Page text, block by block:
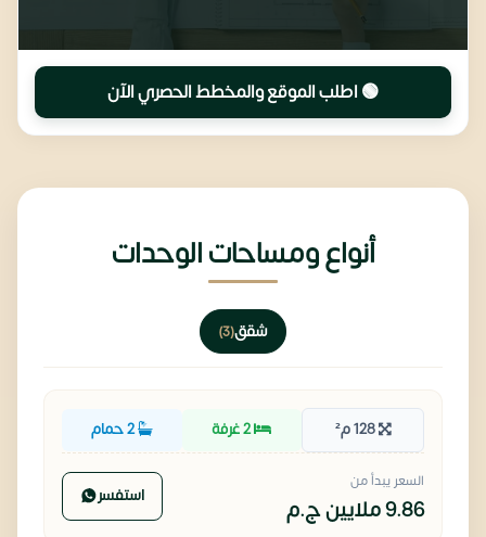
🟢 اطلب الموقع والمخطط الحصري الآن
أنواع ومساحات الوحدات
شقق(3)
128 م² 2 غرفة 2 حمام
السعر يبدأ من
9.86 ملايين ج.م استفسر